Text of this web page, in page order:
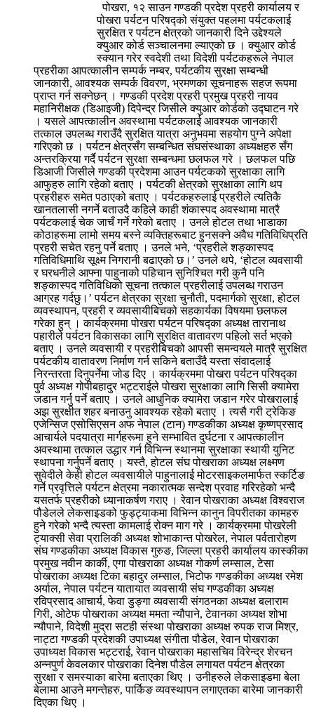
पोखरा, १२ साउन गण्डकी प्रदेश प्रहरी कार्यालय र
पोखरा पर्यटन परिषद्को संयुक्त पहलमा पर्यटकलाई
सुरक्षित र पर्यटन क्षेत्रको जानकारी दिने उद्देश्यले
क्युआर कोर्ड सञ्चालनमा ल्याएको छ । क्युआर कोर्ड
स्क्यान गरेर स्वदेशी तथा विदेशी पर्यटकहरूले नेपाल
प्रहरीका आपत्कालीन सम्पर्क नम्बर, पर्यटकीय सुरक्षा सम्बन्धी
जानकारी, आवश्यक सम्पर्क विवरण, भ्रमणका सूचनाहरू सहज रूपमा
प्राप्त गर्न सक्नेछन् । गण्डकी प्रदेश प्रहरी प्रमुख प्रहरी नायव
महानिरीक्षक (डिआइजी) दिपेन्द्र जिसीले क्युआर कोर्डको उद्घाटन गरे
। यसले आपत्कालीन अवस्थामा पर्यटकलाई आवश्यक जानकारी
तत्काल उपलब्ध गराउँदै सुरक्षित यात्रा अनुभवमा सहयोग पुग्ने अपेक्षा
गरिएको छ । पर्यटन क्षेत्रसँग सम्बन्धित संघसंस्थाका अध्यक्षहरु सँग
अन्तरक्रिया गर्दै पर्यटन सुरक्षा सम्बन्धमा छलफल गरे । छलफल पछि
डिआजी जिसीले गण्डकी प्रदेशमा आउन पर्यटकको सुरक्षाका लागि
आफुहरु लागि रहेको बताए । पर्यटकी क्षेत्रको सुरक्षाका लागि थप
प्रहरीहरु समेत पठाएको बताए । पर्यटकहरुलाई प्रहरीले त्यतिकै
खानतलासी नगर्ने बताउदै कहिले काही शंकास्पद अवस्थामा मात्रै
पर्यटकलाई चेक जाचँ गर्ने गरेको बताए । उनले होटल तथा भाडाका
कोठाहरूमा लामो समय बस्ने व्यक्तिहरूबाट हुनसक्ने अवैध गतिविधिप्रति
प्रहरी सचेत रहनु पर्ने बताए । उनले भने, ‘प्रहरीले शङ्कास्पद
गतिविधिमाथि सूक्ष्म निगरानी बढाएको छ।’ उनले थपे, ‘होटल व्यवसायी
र घरधनीले आफ्ना पाहुनाको पहिचान सुनिश्चित गरी कुनै पनि
शङ्कास्पद गतिविधिको सूचना तत्काल प्रहरीलाई उपलब्ध गराउन
आग्रह गर्दछु।’ पर्यटन क्षेत्रका सुरक्षा चुनौती, पदमार्गको सुरक्षा, होटल
व्यवस्थापन, प्रहरी र व्यवसायीबिचको सहकार्यका विषयमा छलफल
गरेका हुन् । कार्यक्रममा पोखरा पर्यटन परिषद्का अध्यक्ष तारानाथ
पहारीले पर्यटन विकासका लागि सुरक्षित वातावरण पहिलो सर्त भएको
बताए । उनले व्यवसायी र प्रहरीबिचको आपसी समन्वयले मात्रै सुरक्षित
पर्यटकीय वातावरण निर्माण गर्न सकिने बताउँदै यस्ता संवादलाई
निरन्तरता दिनुपर्नेमा जोड दिए । कार्यक्रममा पोखरा पर्यटन परिषद्का
पुर्व अध्यक्ष गोपीबहादुर भट्टराईले पोखरा सुरक्षाका लागि सिसी क्यामेरा
जडान गर्नु पर्ने बताए । उनले आधुनिक क्यामेरा जडान गरेर पोखरालाई
अझ सुरक्षीत शहर बनाउनु आवश्यक रहेको बताए । त्यसै गरी ट्रेकिङ
एजेन्सिज एसोसिएसन अफ नेपाल (टान) गण्डकीका अध्यक्ष कृष्णप्रसाद
आचार्यले पदयात्रा मार्गहरूमा हुने सम्भावित दुर्घटना र आपत्कालीन
अवस्थामा तत्काल उद्धार गर्न विभिन्न स्थानमा सुरक्षाका स्थायी युनिट
स्थापना गर्नुपर्ने बताए । यस्तै, होटल संघ पोखराका अध्यक्ष लक्ष्मण
सुवेदीले केही होटल व्यवसायीले पाहुनालाई मोटरसाइकलमार्फत स्कर्टिङ
गर्ने प्रवृत्तिले पर्यटन क्षेत्रमा नकारात्मक सन्देश प्रवाह गरिरहेको भन्दै
यसतर्फ प्रहरीको ध्यानाकर्षण गराए । रेवान पोखराका अध्यक्ष विश्वराज
पौडेलले लेकसाइडको फुड्ट्याकमा विभिन्न कानुन विपरीतका कामहरु
हुने गरेको भन्दै त्यस्ता कामलाई रोक्न माग गरे । कार्यक्रममा पोखरेली
ट्याक्सी सेवा प्रालिकी अध्यक्ष शोभाकान्त पोखरेल, नेपाल पर्वतारोहण
संघ गण्डकीका अध्यक्ष विकास गुरुङ, जिल्ला प्रहरी कार्यालय कास्कीका
प्रमुख नवीन कार्की, एगा पोखराका अध्यक्ष गोकर्ण लम्साल, टेसा
पोखराका अध्यक्ष टिका बहादुर लम्साल, भिटोफ गण्डकीका अध्यक्ष रमेश
अर्याल, नेपाल पर्यटन यातायात व्यवसायी संघ गण्डकीका अध्यक्ष
रविप्रसाद आचार्य, फेवा डुङ्गा व्यवसायी संगठनका अध्यक्ष बलाराम
गिरी, ओटेफ पोखराका अध्यक्ष ममता न्यौपाने, टेवानका अध्यक्ष शोभा
न्यौपाने, विदेशी मुद्रा सटही संस्था पोखराका अध्यक्ष रुपक राज मिश्र,
नाट्टा गण्डकी प्रदेशकी उपाध्यक्ष संगीता पौडेल, रेवान पोखराका
उपाध्यक्ष विकास भट्टराई, रेवान पोखराका महासचिव विरेन्द्र शेरचन
अन्नपुर्ण केवलकार पोखराका दिनेश पौडेल लगायत पर्यटन क्षेत्रका
सुरक्षा र समस्याका बारेमा बताएका थिए । उनीहरुले लेकसाइडमा बेला
बेलामा आउने मगन्तेहरु, पार्किङ व्यवस्थापन लगाएतका बारेमा जानकारी
दिएका थिए ।